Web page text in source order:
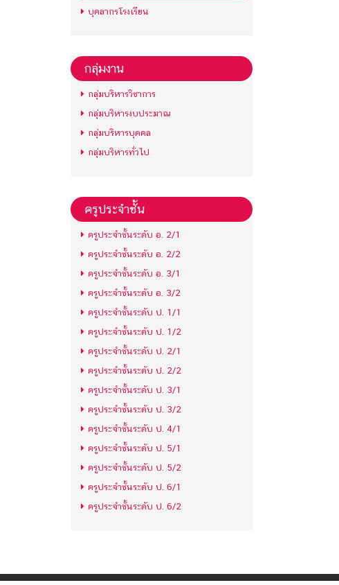
บุคลากรโรงเรียน
กลุ่มงาน
กลุ่มบริหารวิชาการ
กลุ่มบริหารงบประมาณ
กลุ่มบริหารบุคคล
กลุ่มบริหารทั่วไป
ครูประจำชั้น
ครูประจำชั้นระดับ อ. 2/1
ครูประจำชั้นระดับ อ. 2/2
ครูประจำชั้นระดับ อ. 3/1
ครูประจำชั้นระดับ อ. 3/2
ครูประจำชั้นระดับ ป. 1/1
ครูประจำชั้นระดับ ป. 1/2
ครูประจำชั้นระดับ ป. 2/1
ครูประจำชั้นระดับ ป. 2/2
ครูประจำชั้นระดับ ป. 3/1
ครูประจำชั้นระดับ ป. 3/2
ครูประจำชั้นระดับ ป. 4/1
ครูประจำชั้นระดับ ป. 5/1
ครูประจำชั้นระดับ ป. 5/2
ครูประจำชั้นระดับ ป. 6/1
ครูประจำชั้นระดับ ป. 6/2